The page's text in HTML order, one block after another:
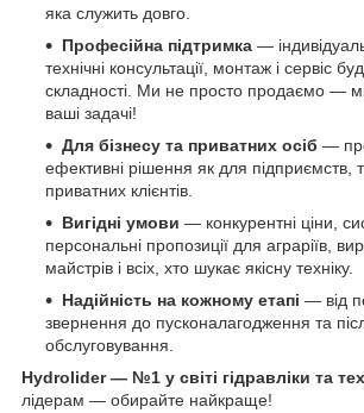
яка служить довго.
Професійна підтримка —
технічні консультації, монтаж і сервіс
складності. Ми не просто продаємо —
ваші задачі!
Для бізнесу та приватних осіб —
ефективні рішення як для підприємств,
приватних клієнтів.
Вигідні умови — конкурентні ціни,
персональні пропозиції для аграріїв,
майстрів і всіх, хто шукає якісну техніку.
Надійність на кожному етапі — від
звернення до пусконалагодження та
обслуговування.
Hydrolider — №1 у світі гідравліки та
лідерам — обирайте найкраще!